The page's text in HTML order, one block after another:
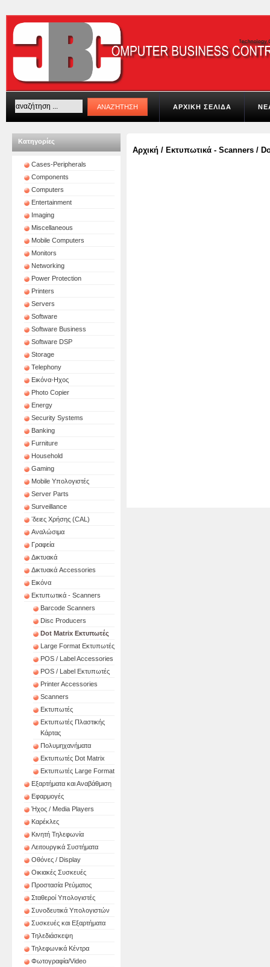
ΑΡΧΙΚΗ ΣΕΛΙΔΑ
Κατηγορίες
Cases-Peripherals
Components
Computers
Entertainment
Imaging
Miscellaneous
Mobile Computers
Monitors
Networking
Power Protection
Printers
Servers
Software
Software Business
Software DSP
Storage
Telephony
Εικόνα-Ηχος
Photo Copier
Energy
Security Systems
Banking
Furniture
Household
Gaming
Mobile Υπολογιστές
Server Parts
Surveillance
ʼδειες Χρήσης (CAL)
Αναλώσιμα
Γραφεία
Δικτυακά
Δικτυακά Accessories
Εικόνα
Εκτυπωτικά - Scanners
Barcode Scanners
Disc Producers
Dot Matrix Εκτυπωτές
Large Format Εκτυπωτές
POS / Label Accessories
POS / Label Εκτυπωτές
Printer Accessories
Scanners
Εκτυπωτές
Εκτυπωτές Πλαστικής
Κάρτας
Πολυμηχανήματα
Εκτυπωτές Dot Matrix
Εκτυπωτές Large Format
Εξαρτήματα και Αναβάθμιση
Εφαρμογές
Ήχος / Media Players
Καρέκλες
Κινητή Τηλεφωνία
Λειτουργικά Συστήματα
Οθόνες / Display
Οικιακές Συσκευές
Προστασία Ρεύματος
Σταθεροί Υπολογιστές
Συνοδευτικά Υπολογιστών
Συσκευές και Εξαρτήματα
Τηλεδιάσκεψη
Τηλεφωνικά Κέντρα
Φωτογραφία/Video
Αρχική / Εκτυπωτικά - Scanners /